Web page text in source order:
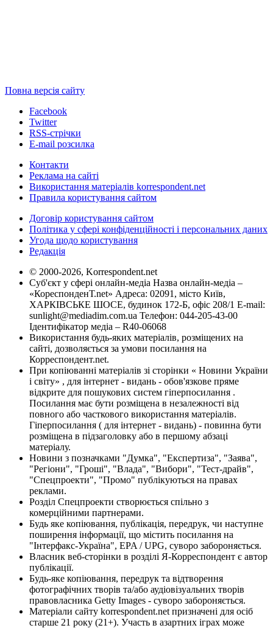
Повна версія сайту
Facebook
Twitter
RSS-стрічки
E-mail розсилка
Контакти
Реклама на сайті
Використання матеріалів korrespondent.net
Правила користування сайтом
Договір користування сайтом
Політика у сфері конфіденційності і персональних даних
Угода щодо користування
Редакція
© 2000-2026, Korrespondent.net
Суб'єкт у сфері онлайн-медіа Назва онлайн-медіа –
«КореспонденТ.net» Адреса: 02091, місто Київ,
ХАРКІВСЬКЕ ШОСЕ, будинок 172-Б, офіс 208/1 E-mail:
sunlight@mediadim.com.ua Телефон: 044-205-43-00
Ідентифікатор медіа – R40-06068
Використання будь-яких матеріалів, розміщених на
сайті, дозволяється за умови посилання на
Корреспондент.net.
При копіюванні матеріалів зі сторінки « Новини України
і світу» , для інтернет - видань - обов'язкове пряме
відкрите для пошукових систем гіперпосилання .
Посилання має бути розміщена в незалежності від
повного або часткового використання матеріалів.
Гіперпосилання ( для інтернет - видань) - повинна бути
розміщена в підзаголовку або в першому абзаці
матеріалу.
Новини з позначками "Думка", "Експертиза", "Заява",
"Регіони", "Гроші", "Влада", "Вибори", "Тест-драйв",
"Спецпроекти", "Промо" публікуються на правах
реклами.
Розділ Спецпроекти створюється спільно з
комерційними партнерами.
Будь яке копіювання, публікація, передрук, чи наступне
поширення інформації, що містить посилання на
"Інтерфакс-Україна", EPA / UPG, суворо забороняється.
Власник веб-сторінки в розділі Я-Корреспондент є автор
публікації.
Будь-яке копіювання, передрук та відтворення
фотографічних творів та/або аудіовізуальних творів
правовласника Getty Images - суворо забороняється.
Матеріали сайту korrespondent.net призначені для осіб
старше 21 року (21+). Участь в азартних іграх може